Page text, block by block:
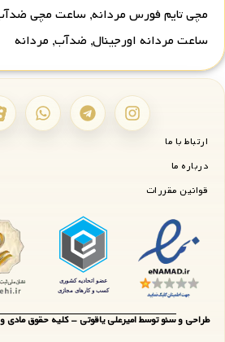
مچی تایم فورس مردانه, ساعت مچی
ساعت مردانه اورجینال, ضدآب, مردانه
ارتباط با ما
درباره ما
قوانین مقررات
طراحی و سئو توسط امیرعلی یاقوتی - کلیه حقوق مادی